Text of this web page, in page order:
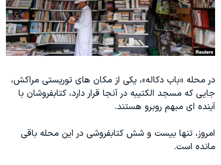
فرهنگ و زندگی
حقوق شهروندی
اقتصادی
اسرائیل در جنگ
گالری عکس
مستندها
انتخابات ریاست جمهوری آمریکا ۲۰۲۴
حمله جمهوری اسلامی به اسرائیل
ورزش زنان در ایران
اعتراضات زن، زندگی، آزادی
تریبونال مردمی آبان ۹۸
دادگاه حمید نوری
دنبال کنید
زبانهای مختلف
در محله «باب دکاله»، یکی از مکان های توریستی مراکش،
جایی که مسجد الکتیبه در آنجا قرار دارد، کتابفروشان با
آینده ای مبهم روبرو هستند.
امروز، تنها بیست و شش کتابفروشی در این محله باقی
مانده است.